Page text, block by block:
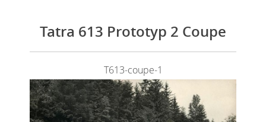
Tatra 613 Prototyp 2 Coupe
T613-coupe-1